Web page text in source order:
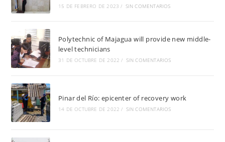
15 DE FEBRERO DE 2023 / SIN COMENTARIOS
Polytechnic of Majagua will provide new middle-
level technicians
31 DE OCTUBRE DE 2022 / SIN COMENTARIOS
Pinar del Río: epicenter of recovery work
14 DE OCTUBRE DE 2022 / SIN COMENTARIOS